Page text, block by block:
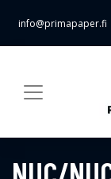
info@primapaper.fi